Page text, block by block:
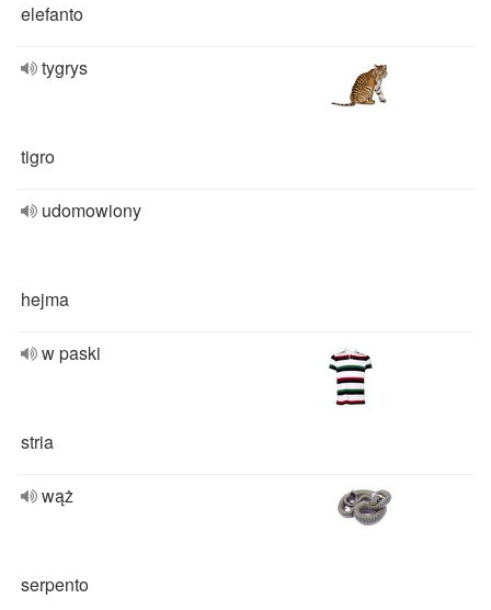
elefanto
tygrys
tigro
udomowiony
hejma
w paski
stria
wąż
serpento